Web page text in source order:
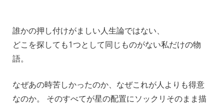
誰かの押し付けがましい人生論ではない、
どこを探しても1つとして同じものがない私だけの物
語。
なぜあの時苦しかったのか、なぜこれが人よりも得意
なのか。 そのすべてが星の配置にソックリそのまま描